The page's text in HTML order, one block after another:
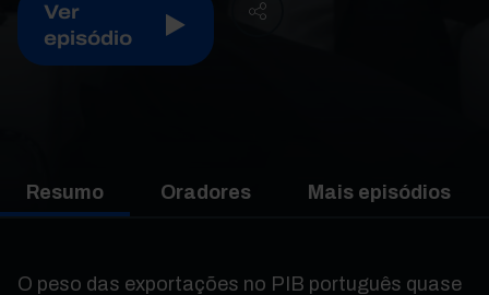
Ver
episódio
Resumo Oradores Mais episódios
O peso das exportações no PIB português quase